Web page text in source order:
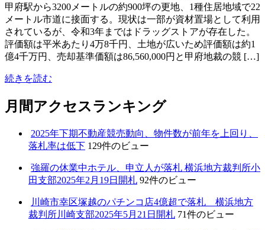
甲府駅から3200メートルの約900坪の更地、1種住居地域で22
メートル市道に接面する。現状は一部が資材置場として利用
されているが、令和3年まではドラッグストアが存在した。
評価額は平米あたり4万8千円、土地が広いため評価額は約1
億4千万円、売却基準価額は86,560,000円と甲府地裁の競 […]
続きを読む
月間アクセスランキング
2025年下期不動産競売動向、物件数が前年を上回り、
落札率は低下 129件のビュー
強羅の休業中ホテル、申立人が落札 横浜地方裁判所小
田支部2025年2月19日開札 92件のビュー
川崎市幸区塚越のパチンコ店4億超で落札 横浜地方
裁判所川崎支部2025年5月21日開札 71件のビュー